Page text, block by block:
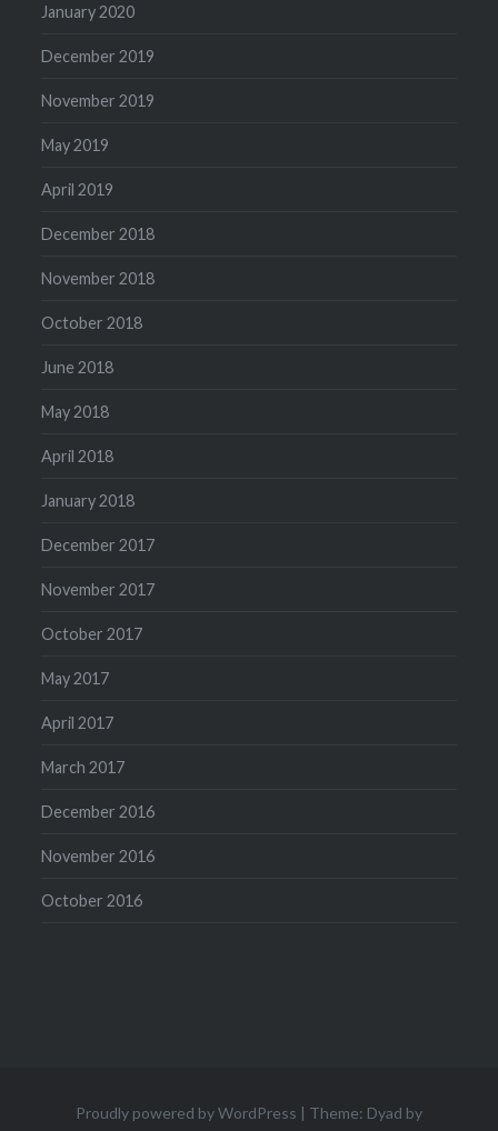
January 2020
December 2019
November 2019
May 2019
April 2019
December 2018
November 2018
October 2018
June 2018
May 2018
April 2018
January 2018
December 2017
November 2017
October 2017
May 2017
April 2017
March 2017
December 2016
November 2016
October 2016
Proudly powered by WordPress | Theme: Dyad by